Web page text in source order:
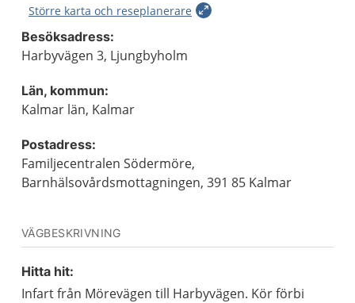
Större karta och reseplanerare
Besöksadress:
Harbyvägen 3, Ljungbyholm
Län, kommun:
Kalmar län, Kalmar
Postadress:
Familjecentralen Södermöre,
Barnhälsovårdsmottagningen, 391 85 Kalmar
VÄGBESKRIVNING
Hitta hit:
Infart från Mörevägen till Harbyvägen. Kör förbi